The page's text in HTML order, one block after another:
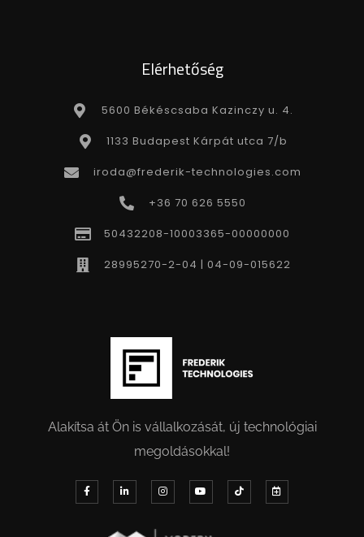
Elérhetőség
5600 Békéscsaba Kazinczy u. 4.
1133 Budapest Kárpát utca 7/b
iroda@frederik-technologies.com
+36 70 626 5550
50432208-10003365-00000000
28995270-2-04 | 04-09-015622
Alakítsa át Ön is vállalkozását, új technológiai
megoldásokkal!